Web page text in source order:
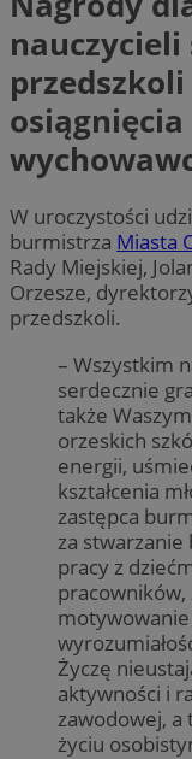
nauczycieli
przedszkoli
W uroczystości
burmistrza Miasta
Rady Miejskiej,
Orzesze,
przedszkoli.
– Wszystkim
serdecznie
także
orzeskich
energii,
kształcenia
zastępca
za
pracy z
pracowników,
motywowanie
Życzę
aktywności i
zawodowej, a
życiu